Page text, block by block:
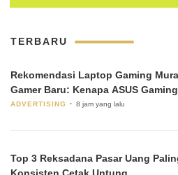
TERBARU
Rekomendasi Laptop Gaming
Gamer Baru: Kenapa ASUS
ADVERTISING 8 jam yang lalu
Top 3 Reksadana Pasar Uang
Konsisten Cetak Untung